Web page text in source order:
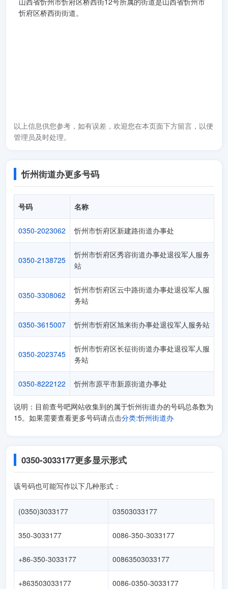
忻府区桥西街街道。
以上信息供您参考，如有误差，欢迎您在本页面下方留言，以便
管理员及时处理。
忻州街道办更多号码
号码 名称
0350-2023062 忻州市忻府区新建路街道办事处
0350-2138725
忻州市忻府区秀容街道办事处退役军人服务
站
0350-3308062
忻州市忻府区云中路街道办事处退役军人服
务站
0350-3615007 忻州市忻府区旭来街办事处退役军人服务站
0350-2023745
忻州市忻府区长征街街道办事处退役军人服
务站
0350-8222122 忻州市原平市新原街道办事处
说明：目前查号吧网站收集到的属于忻州街道办的号码总条数为
15。如果需要查看更多号码请点击分类:忻州街道办
0350-3033177更多显示形式
该号码也可能写作以下几种形式：
(0350)3033177 03503033177
350-3033177 0086-350-3033177
+86-350-3033177 00863503033177
+863503033177 0086-0350-3033177